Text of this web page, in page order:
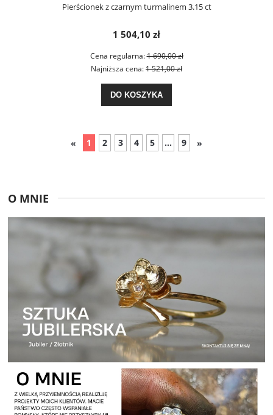
Pierścionek z czarnym turmalinem 3.15 ct
1 504,10 zł
Cena regularna:1 690,00 zł
Najniższa cena:1 521,00 zł
DO KOSZYKA
« 1 2 3 4 5 ... 9 »
O MNIE